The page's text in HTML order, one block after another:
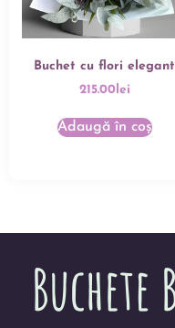
Buchet cu flori elegant
215.00lei
Adaugă în coș